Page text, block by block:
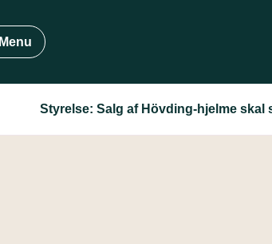
Menu
Styrelse: Salg af Hövding-hjelme skal